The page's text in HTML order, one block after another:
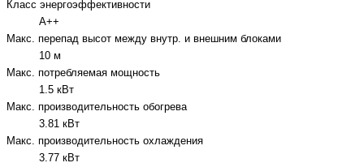
Класс энергоэффективности
A++
Макс. перепад высот между внутр. и внешним блоками
10 м
Макс. потребляемая мощность
1.5 кВт
Макс. производительность обогрева
3.81 кВт
Макс. производительность охлаждения
3.77 кВт